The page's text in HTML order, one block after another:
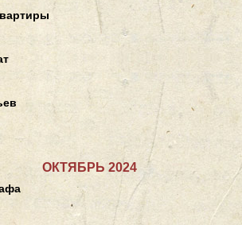
ОКТЯБРЬ 2024